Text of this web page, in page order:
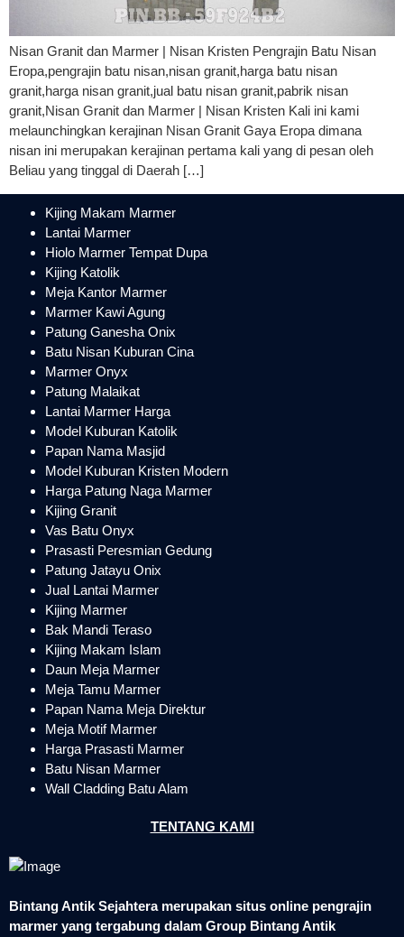
Nisan Granit dan Marmer | Nisan Kristen Pengrajin Batu Nisan
Eropa,pengrajin batu nisan,nisan granit,harga batu nisan
granit,harga nisan granit,jual batu nisan granit,pabrik nisan
granit,Nisan Granit dan Marmer | Nisan Kristen Kali ini kami
melaunchingkan kerajinan Nisan Granit Gaya Eropa dimana
nisan ini merupakan kerajinan pertama kali yang di pesan oleh
Beliau yang tinggal di Daerah […]
Kijing Makam Marmer
Lantai Marmer
Hiolo Marmer Tempat Dupa
Kijing Katolik
Meja Kantor Marmer
Marmer Kawi Agung
Patung Ganesha Onix
Batu Nisan Kuburan Cina
Marmer Onyx
Patung Malaikat
Lantai Marmer Harga
Model Kuburan Katolik
Papan Nama Masjid
Model Kuburan Kristen Modern
Harga Patung Naga Marmer
Kijing Granit
Vas Batu Onyx
Prasasti Peresmian Gedung
Patung Jatayu Onix
Jual Lantai Marmer
Kijing Marmer
Bak Mandi Teraso
Kijing Makam Islam
Daun Meja Marmer
Meja Tamu Marmer
Papan Nama Meja Direktur
Meja Motif Marmer
Harga Prasasti Marmer
Batu Nisan Marmer
Wall Cladding Batu Alam
TENTANG KAMI
Bintang Antik Sejahtera merupakan situs online pengrajin
marmer yang tergabung dalam Group Bintang Antik